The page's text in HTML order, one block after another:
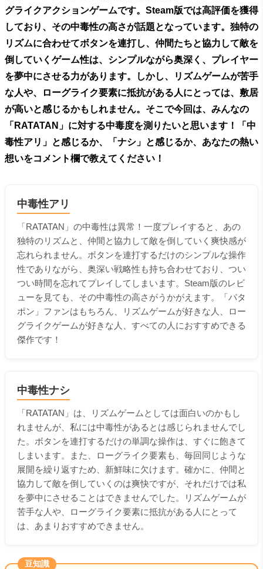
グライクアクションゲームです。Steam版では高評価を獲得
しており、その中毒性の高さが話題となっています。独特の
リズムに合わせてボタンを連打し、仲間たちと協力して敵を
倒していくゲーム性は、シンプルながら奥深く、プレイヤー
を夢中にさせる力があります。しかし、リズムゲームが苦手
な人や、ローグライク要素に抵抗がある人にとっては、敷居
が高いと感じるかもしれません。そこで今回は、みんなの
「RATATAN」に対する中毒度を測りたいと思います！「中
毒性アリ」と感じるか、「ナシ」と感じるか、あなたの熱い
想いをコメント欄で教えてください！
中毒性アリ
「RATATAN」の中毒性は異常！一度プレイすると、あの
独特のリズムと、仲間と協力して敵を倒していく爽快感が
忘れられません。ボタンを連打するだけのシンプルな操作
性でありながら、奥深い戦略性も持ち合わせており、つい
つい時間を忘れてプレイしてしまいます。Steam版のレビ
ューを見ても、その中毒性の高さがうかがえます。「パタ
ポン」ファンはもちろん、リズムゲームが好きな人、ロー
グライクゲームが好きな人、すべての人におすすめできる
傑作です！
中毒性ナシ
「RATATAN」は、リズムゲームとしては面白いのかもし
れませんが、私には中毒性があるとは感じられませんでし
た。ボタンを連打するだけの単調な操作は、すぐに飽きて
しまいます。また、ローグライク要素も、毎回同じような
展開を繰り返すため、新鮮味に欠けます。確かに、仲間と
協力して敵を倒していくのは爽快ですが、それだけでは私
を夢中にさせることはできませんでした。リズムゲームが
苦手な人や、ローグライク要素に抵抗がある人にとって
は、あまりおすすめできません。
豆知識